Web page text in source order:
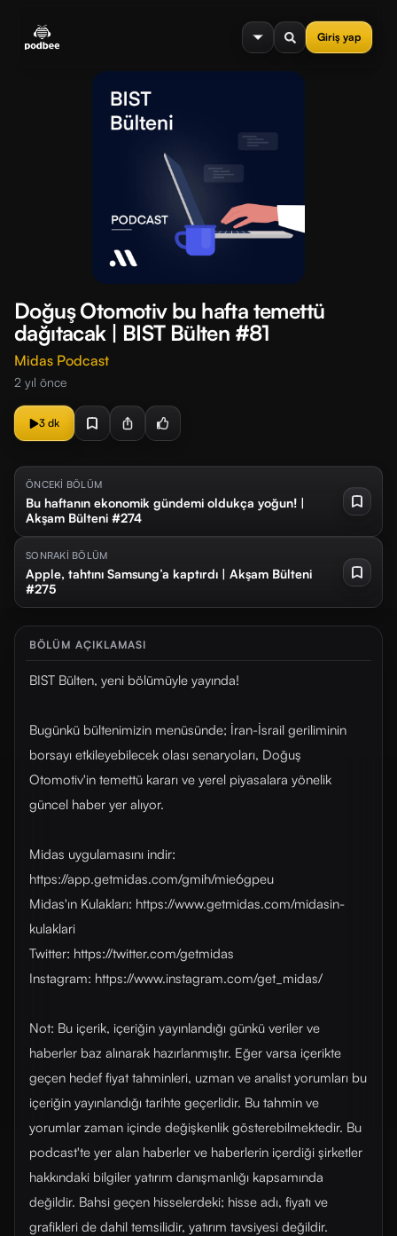
Giriş yap
menu
Doğuş Otomotiv bu hafta temettü
dağıtacak | BIST Bülten #81
Midas Podcast
2 yıl önce
3 dk
ÖNCEKİ BÖLÜM
Bu haftanın ekonomik gündemi oldukça yoğun! |
Akşam Bülteni #274
SONRAKİ BÖLÜM
Apple, tahtını Samsung’a kaptırdı | Akşam Bülteni
#275
BÖLÜM AÇIKLAMASI
BIST Bülten, yeni bölümüyle yayında!
Bugünkü bültenimizin menüsünde; İran-İsrail geriliminin
borsayı etkileyebilecek olası senaryoları, Doğuş
Otomotiv'in temettü kararı ve yerel piyasalara yönelik
güncel haber yer alıyor.
Midas uygulamasını indir:
https://app.getmidas.com/gmih/mie6gpeu
Midas'ın Kulakları: https://www.getmidas.com/midasin-
kulaklari
Twitter: https://twitter.com/getmidas
Instagram: https://www.instagram.com/get_midas/
Not: Bu içerik, içeriğin yayınlandığı günkü veriler ve
haberler baz alınarak hazırlanmıştır. Eğer varsa içerikte
geçen hedef fiyat tahminleri, uzman ve analist yorumları bu
içeriğin yayınlandığı tarihte geçerlidir. Bu tahmin ve
yorumlar zaman içinde değişkenlik gösterebilmektedir. Bu
podcast'te yer alan haberler ve haberlerin içerdiği şirketler
hakkındaki bilgiler yatırım danışmanlığı kapsamında
değildir. Bahsi geçen hisselerdeki; hisse adı, fiyatı ve
grafikleri de dahil temsilidir, yatırım tavsiyesi değildir.